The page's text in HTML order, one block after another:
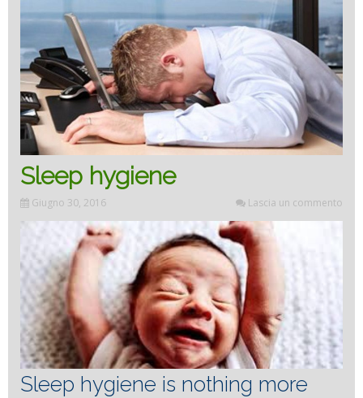
Sleep hygiene
Giugno 30, 2016 Lascia un commento
Sleep hygiene is nothing more